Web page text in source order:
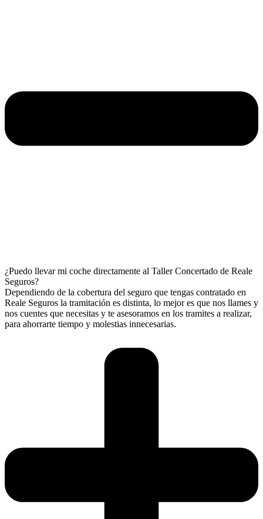
¿Puedo llevar mi coche directamente al Taller Concertado de Reale
Seguros?
Dependiendo de la cobertura del seguro que tengas contratado en
Reale Seguros la tramitación es distinta, lo mejor es que nos llames y
nos cuentes que necesitas y te asesoramos en los tramites a realizar,
para ahorrarte tiempo y molestias innecesarias.